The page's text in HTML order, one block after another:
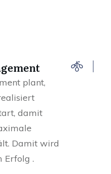
plant,
damit
Damit wird
Erfolg .